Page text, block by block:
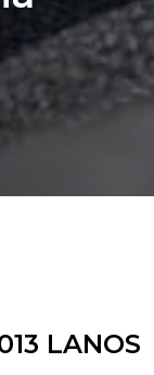
LANOS